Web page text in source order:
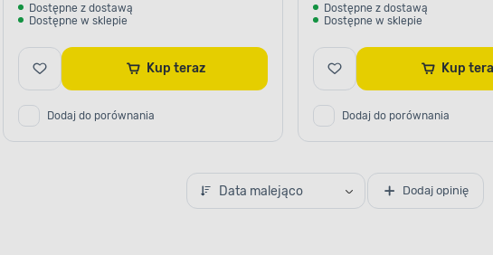
Dostępne z dostawą
Dostępne w sklepie
Kup teraz
Dodaj do porównania
Dostępne z dostawą
Dostępne w sklepie
Kup
Dodaj do porównania
Data malejąco Dodaj opinię